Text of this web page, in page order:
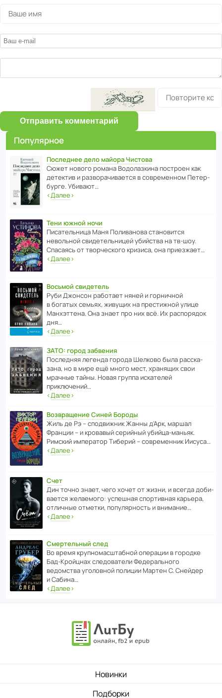
Отправить комментарий
Популярное
Последнее дело майора Чистова
Сюжет нового романа Водо­ла­з­кина пост­роен как
дете­ктив и разво­ра­чи­ва­ется в совре­менном Пете­р­
бурге. Убивают…
‹Далее›
Тени южной ночи
Писа­тель­ница Маня Поли­ва­нова стано­вится
невольной свиде­тель­ницей убийства на тв-шоу.
Спасаясь от твор­че­с­кого кризиса, она приезжает…
‹Далее›
Восьмой свидетель
Руби Джонсон рабо­тает няней и горни­чной
в богатых семьях, живущих на прес­ти­жной улице
Манх­эт­тена. Она знает про них всё. Их распо­рядок
дня…
‹Далее›
ЗАТО: город забвения
После­дняя легенда города Шелково была расска­
зана, но в мире ещё много мест, хранящих свои
мрачные тайны. Новая группа иска­телей
приключений…
‹Далее›
Возвращение Синей Бороды
Жиль де Рэ – спод­ви­жник Жанны д’Арк, маршал
Франции – и кровавый серийный убийца-маньяк.
Римский импе­ратор Тиберий – совре­менник Иисуса…
‹Далее›
Счет
Дин точно знает, чего хочет от жизни, и всегда доби­
ва­ется жела­е­мого: успе­шная спор­ти­вная карьера,
отли­чные отметки, попу­ля­р­ность и внимание…
‹Далее›
Смертельный след
Во время круп­но­мас­ш­та­бной операции в городке
Бад‑Крой­цнах следо­ва­тели Феде­раль­ного
ведомства уголо­вной полиции Мартен С. Снейдер
и Сабина…
‹Далее›
Новинки
Подборки